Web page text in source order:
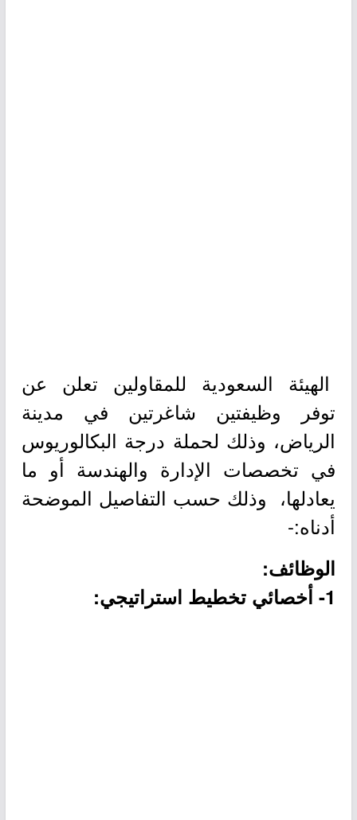
الهيئة السعودية للمقاولين تعلن عن
توفر وظيفتين شاغرتين في مدينة
الرياض، وذلك لحملة درجة البكالوريوس
في تخصصات الإدارة والهندسة أو ما
يعادلها، وذلك حسب التفاصيل الموضحة
أدناه:-
الوظائف:
1- أخصائي تخطيط استراتيجي: